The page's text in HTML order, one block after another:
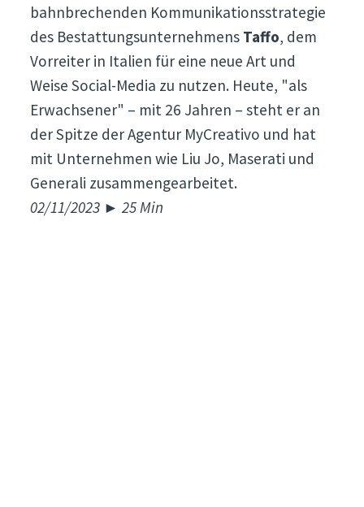
bahnbrechenden Kommunikationsstrategie
des Bestattungsunternehmens Taffo, dem
Vorreiter in Italien für eine neue Art und
Weise Social-Media zu nutzen. Heute, "als
Erwachsener" – mit 26 Jahren – steht er an
der Spitze der Agentur MyCreativo und hat
mit Unternehmen wie Liu Jo, Maserati und
Generali zusammengearbeitet.
02/11/2023 ► 25 Min